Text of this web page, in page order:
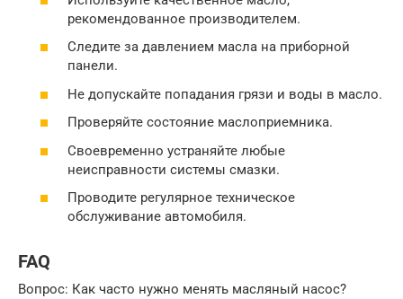
рекомендованное производителем.
Следите за давлением масла на приборной
панели.
Не допускайте попадания грязи и воды в масло.
Проверяйте состояние маслоприемника.
Своевременно устраняйте любые
неисправности системы смазки.
Проводите регулярное техническое
обслуживание автомобиля.
FAQ
Вопрос: Как часто нужно менять масляный насос?